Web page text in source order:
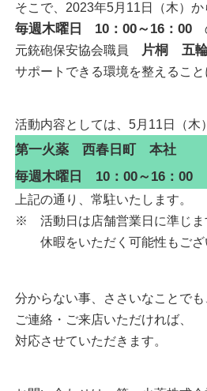
そこで、2023年5月11日（木）か
毎週木曜日 10：00～16：00
元銃砲保安協会職員
片桐 五
サポートできる環境を整えること
活動内容としては、5月11日（木
第一火薬 西春日町 本社
毎週木曜日 10：00～16：00
上記の通り、常駐いたします。
※ 活動日は店舗営業日に準じま
休暇をいただく可能性もござ
分からない事、ささいなことでも
ご連絡・ご来店いただければ、
対応させていただきます。